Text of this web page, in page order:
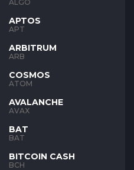
ALGO
APTOS
APT
ARBITRUM
ARB
COSMOS
ATOM
AVALANCHE
AVAX
BAT
BAT
BITCOIN CASH
BCH